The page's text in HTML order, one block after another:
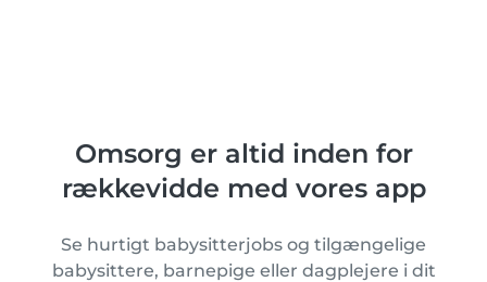
Omsorg er altid inden for
rækkevidde med vores app
Se hurtigt babysitterjobs og tilgængelige
babysittere, barnepige eller dagplejere i dit